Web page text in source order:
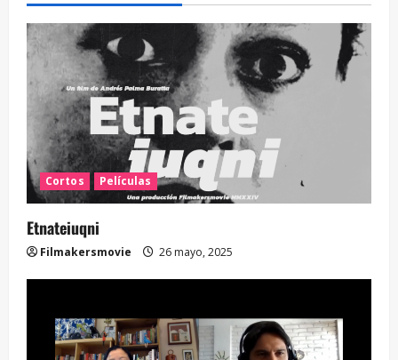
Cortos Películas
Etnateiuqni
Filmakersmovie 26 mayo, 2025